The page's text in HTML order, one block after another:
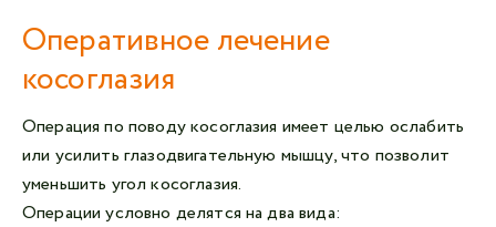
Оперативное лечение
косоглазия
Операция по поводу косоглазия имеет целью ослабить
или усилить глазодвигательную мышцу, что позволит
уменьшить угол косоглазия.
Операции условно делятся на два вида: